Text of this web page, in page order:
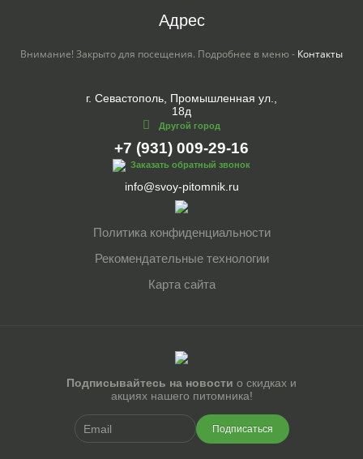
Адрес
Внимание! Закрыто для посещения. Подробнее в меню - Контакты
г. Севастополь, Промышленная ул.,
18д
Другой город
+7 (931) 009-29-16
Заказать обратный звонок
info@svoy-pitomnik.ru
Политика конфиденциальности
Рекомендательные технологии
Карта сайта
Подписывайтесь на новости о скидках и
акциях нашего питомника!
Подписаться